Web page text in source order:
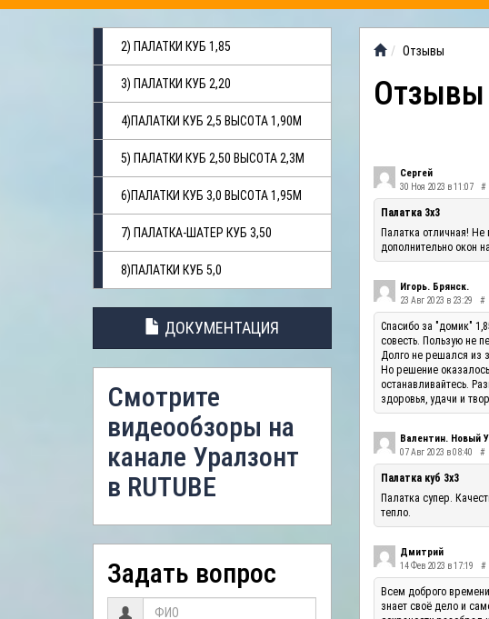
2) ПАЛАТКИ КУБ 1,85
3) ПАЛАТКИ КУБ 2,20
4)ПАЛАТКИ КУБ 2,5 ВЫСОТА 1,90М
5) ПАЛАТКИ КУБ 2,50 ВЫСОТА 2,3М
6)ПАЛАТКИ КУБ 3,0 ВЫСОТА 1,95М
7) ПАЛАТКА-ШАТЕР КУБ 3,50
8)ПАЛАТКИ КУБ 5,0
ДОКУМЕНТАЦИЯ
Смотрите
видеообзоры на
канале Уралзонт
в RUTUBE
Задать вопрос
Отзывы
Отзывы
Сергей
30 Ноя 2023 в 11:07 #
Палатка 3х3
Палатка отличная!
дополнительно окон
Игорь. Брянск.
23 Авг 2023 в 23:29 #
Спасибо за "домик"
совесть. Пользую не
Долго не решался из
Но решение
останавливайтесь.
здоровья, удачи и
Валентин. Новый
07 Авг 2023 в 08:40 #
Палатка куб 3х3
Палатка супер.
тепло.
Дмитрий
14 Фев 2023 в 17:19 #
Всем доброго
знает своё дело и